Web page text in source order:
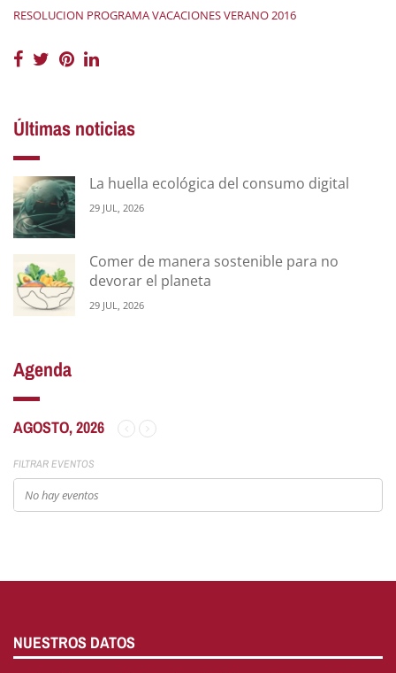
RESOLUCION PROGRAMA VACACIONES VERANO 2016
Últimas noticias
La huella ecológica del consumo digital
29 JUL, 2026
Comer de manera sostenible para no
devorar el planeta
29 JUL, 2026
Agenda
AGOSTO, 2026
FILTRAR EVENTOS
No hay eventos
NUESTROS DATOS